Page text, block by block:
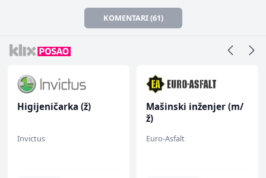
KOMENTARI (61)
Mašinski inženjer (m/
Euro-Asfalt
Kuhar za pripremu
brze hrane i
ž)
Easy Bites